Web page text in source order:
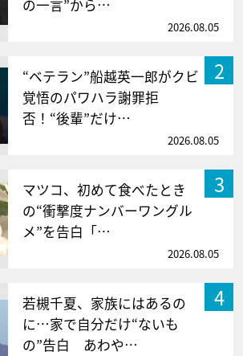
の一言”から…
2026.08.05
2
“ベテラン”船越英一郎がクビ
覚悟のパワハラ謝罪拒
否！“後輩”だけ…
2026.08.05
3
マツコ、初めて食べたとき
の“衝撃度ナンバーワングル
メ”を告白「…
2026.08.05
4
若槻千夏、家族にはあるの
に…家で自分だけ“ないも
の”告白 あわや…